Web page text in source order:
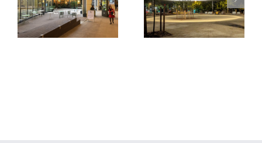
Quartier des Groues
Parvis du Pont Neuf et
de La Samaritaine